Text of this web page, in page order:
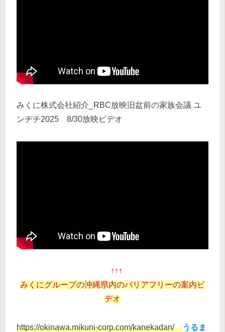
みくに株式会社紹介_RBC放映旧盆前の家族会議 ユ
ンヂチ2025 8/30放映ビデオ
↑↑↑
みくにグループの沖縄県内のバリアフリーの案内ビ
デオ
https://okinawa.mikuni-corp.com/kanekadan/
うるま